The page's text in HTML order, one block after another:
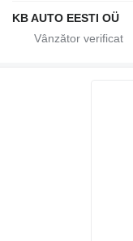
KB AUTO EESTI OÜ